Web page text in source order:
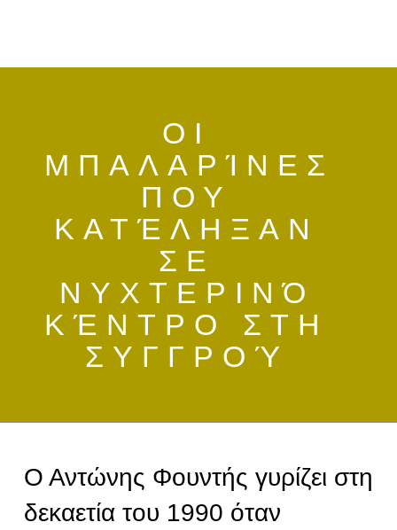
ΟΙ
ΜΠΑΛΑΡΊΝΕΣ
ΠΟΥ
ΚΑΤΈΛΗΞΑΝ
ΣΕ
ΝΥΧΤΕΡΙΝΌ
ΚΈΝΤΡΟ ΣΤΗ
ΣΥΓΓΡΟΎ
PUBLISHED
19•01•2025
Ο Αντώνης Φουντής γυρίζει στη
δεκαετία του 1990 όταν